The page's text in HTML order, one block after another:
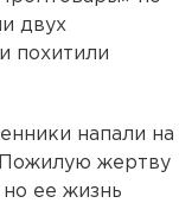
двух
похитили
напали на
жертву
ее жизнь